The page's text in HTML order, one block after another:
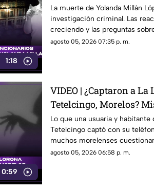
1:18
ayudante municipal de
La muerte de Yolanda Millán
investigación criminal. Las
creciendo y las preguntas
funcionarios municipales en
agosto 05, 2026 07:35 p. m.
0:59
VIDEO | ¿Captaron a
Tetelcingo, Morelos?
lamentos en
estremecen las redes
Lo que una usuaria y habitante
Tetelcingo captó con su
muchos morelenses
que se han contado de
agosto 05, 2026 06:58 p. m.